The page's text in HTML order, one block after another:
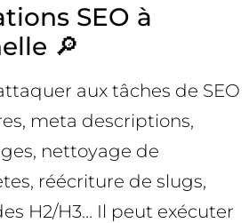
SEO à
🔎
aux tâches de SEO
meta descriptions,
nettoyage de
réécriture de slugs,
H2/H3… Il peut exécuter